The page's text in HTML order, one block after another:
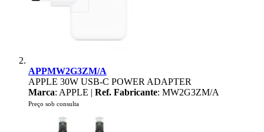
APPMW2G3ZM/A
APPLE 30W USB-C POWER ADAPTER
Marca: APPLE | Ref. Fabricante: MW2G3ZM/A
Preço sob consulta